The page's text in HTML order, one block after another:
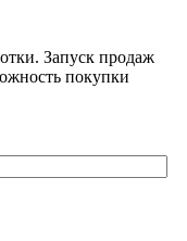
Запуск продаж
покупки